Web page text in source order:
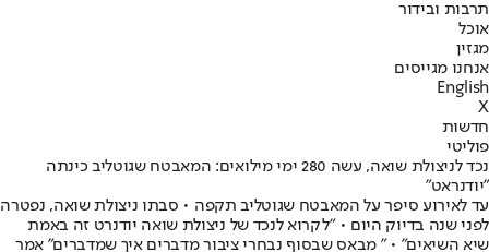
תרבות ובידור
אוכל
מגזין
אנחנו מגייסים
English
X
חדשות
פוליטי
נכד לניצולת שואה, עשה 280 ימי מילואים: המאבטח שגוטליב כינתה
"יודנראט"
עד לאירוע סיפר על המאבטח שגוטליב תקפה • סבתו ניצולת שואה, נפטרה
לפני שנה בדיוק היום • ״לקרוא לנכד של ניצולת שואה יודנרט זה באמת
שיא השיאים" • " מבאס שבסוף נבחרי ציבור מדברים איך שמדברים" אמר